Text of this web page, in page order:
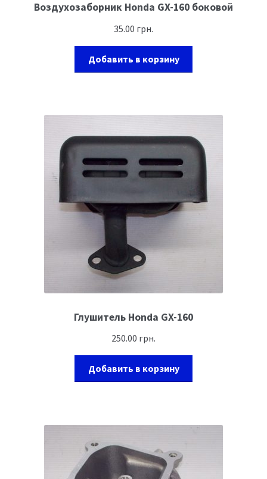
Воздухозаборник Honda GX-160 боковой
35.00 грн.
Добавить в корзину
Глушитель Honda GX-160
250.00 грн.
Добавить в корзину